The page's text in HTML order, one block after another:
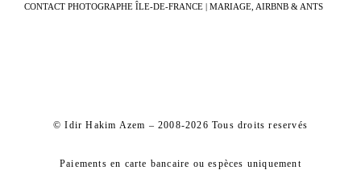
CONTACT PHOTOGRAPHE ÎLE-DE-FRANCE | MARIAGE, AIRBNB & ANTS
© Idir Hakim Azem – 2008-2026 Tous droits reservés
Paiements en carte bancaire ou espèces uniquement